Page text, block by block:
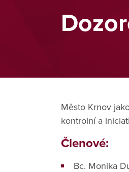
Město Krnov
kontrolní a
Členové:
Bc. Monika